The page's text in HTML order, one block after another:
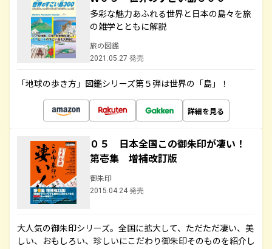
多彩な魅力あふれる世界と日本の島々を旅
の雑学とともに解説
旅の図鑑
2021.05.27 発売
「地球の歩き方」図鑑シリーズ第５弾は世界の「島」！
詳細を見る
０５ 日本全国この御朱印が凄い！
第壱集 増補改訂版
御朱印
2015.04.24 発売
大人気の御朱印シリーズ。全国に拡大して、ただただ凄い、美
しい、おもしろい、珍しいにこだわり御朱印そのものを紹介し